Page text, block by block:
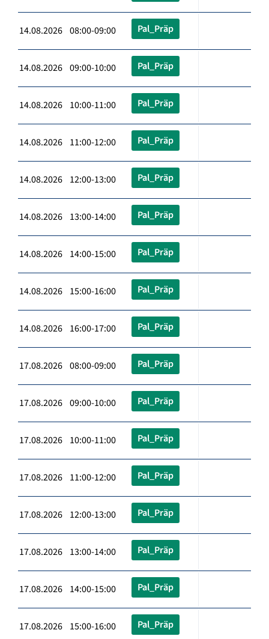
14.08.2026 08:00-09:00 Pal_Präp
14.08.2026 09:00-10:00 Pal_Präp
14.08.2026 10:00-11:00 Pal_Präp
14.08.2026 11:00-12:00 Pal_Präp
14.08.2026 12:00-13:00 Pal_Präp
14.08.2026 13:00-14:00 Pal_Präp
14.08.2026 14:00-15:00 Pal_Präp
14.08.2026 15:00-16:00 Pal_Präp
14.08.2026 16:00-17:00 Pal_Präp
17.08.2026 08:00-09:00 Pal_Präp
17.08.2026 09:00-10:00 Pal_Präp
17.08.2026 10:00-11:00 Pal_Präp
17.08.2026 11:00-12:00 Pal_Präp
17.08.2026 12:00-13:00 Pal_Präp
17.08.2026 13:00-14:00 Pal_Präp
17.08.2026 14:00-15:00 Pal_Präp
17.08.2026 15:00-16:00 Pal_Präp